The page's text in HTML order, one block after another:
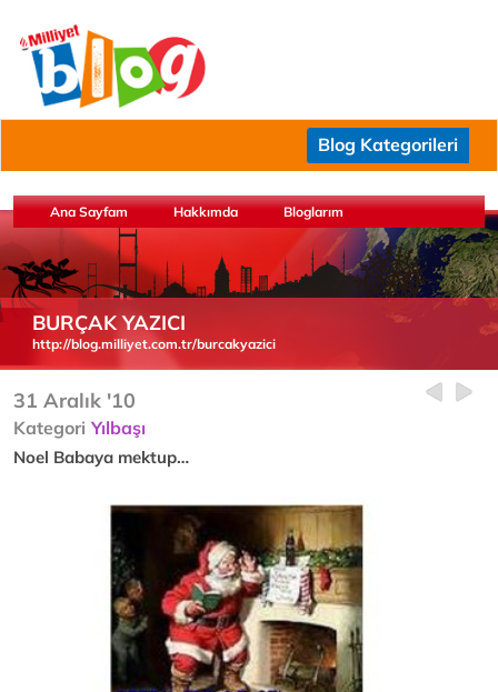
Blog Kategorileri
Ana Sayfam Hakkımda Bloglarım
BURÇAK YAZICI
http://blog.milliyet.com.tr/burcakyazici
31 Aralık '10
Kategori Yılbaşı
Noel Babaya mektup…